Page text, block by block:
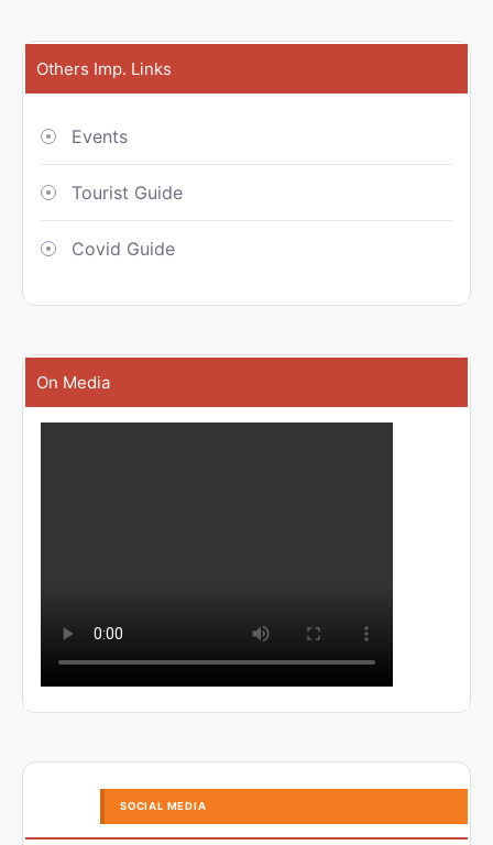
Others Imp. Links
Events
Tourist Guide
Covid Guide
On Media
SOCIAL MEDIA